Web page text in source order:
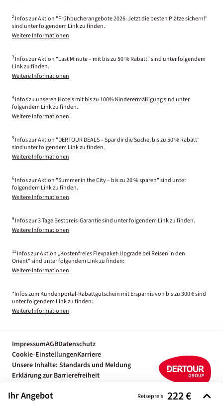
Ihr Angebot Reisepreis 222 €
2 Infos zur Aktion "Frühbucherangebote 2026: Jetzt die besten Plätze sichern!"
sind unter folgendem Link zu finden.
Weitere Informationen
3 Infos zur Aktion "Last Minute – mit bis zu 50 % Rabatt" sind unter folgendem
Link zu finden.
Weitere Informationen
4 Infos zu unseren Hotels mit bis zu 100% Kinderermäßigung sind unter
folgendem Link zu finden.
Weitere Informationen
5 Infos zur Aktion "DERTOUR DEALS – Spar dir die Suche, bis zu 50 % Rabatt"
sind unter folgendem Link zu finden.
Weitere Informationen
6 Infos zur Aktion "Summer in the City – bis zu 20 % sparen" sind unter
folgendem Link zu finden.
Weitere Informationen
9 Infos zur 3 Tage Bestpreis-Garantie sind unter folgendem Link zu finden.
Weitere Informationen
11 Infos zur Aktion „Kostenfreies Flexpaket-Upgrade bei Reisen in den
Orient“ sind unter folgendem Link zu finden:
Weitere Informationen
*Infos zum Kundenportal-Rabattgutschein mit Ersparnis von bis zu 300 € sind
unter folgendem Link zu finden:
Weitere Informationen
ImpressumAGBDatenschutz
Cookie-EinstellungenKarriere
Unsere Inhalte: Standards und Meldung
Erklärung zur Barrierefreiheit
Reiseexperten